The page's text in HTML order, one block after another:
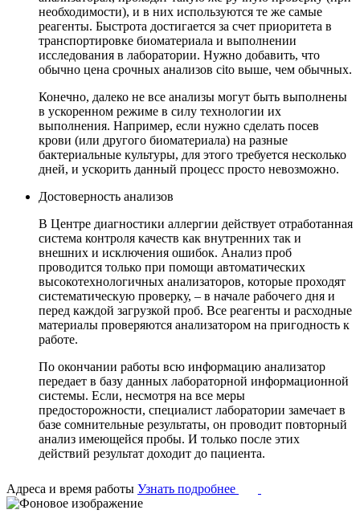
необходимости), и в них используются те же самые
реагенты. Быстрота достигается за счет приоритета в
транспортировке биоматериала и выполнении
исследования в лаборатории. Нужно добавить, что
обычно цена срочных анализов cito выше, чем обычных.
Конечно, далеко не все анализы могут быть выполнены
в ускоренном режиме в силу технологии их
выполнения. Например, если нужно сделать посев
крови (или другого биоматериала) на разные
бактериальные культуры, для этого требуется несколько
дней, и ускорить данный процесс просто невозможно.
Достоверность анализов
В Центре диагностики аллергии действует отработанная
система контроля качеств как внутренних так и
внешних и исключения ошибок. Анализ проб
проводится только при помощи автоматических
высокотехнологичных анализаторов, которые проходят
систематическую проверку, – в начале рабочего дня и
перед каждой загрузкой проб. Все реагенты и расходные
материалы проверяются анализатором на пригодность к
работе.
По окончании работы всю информацию анализатор
передает в базу данных лабораторной информационной
системы. Если, несмотря на все меры
предосторожности, специалист лаборатории замечает в
базе сомнительные результаты, он проводит повторный
анализ имеющейся пробы. И только после этих
действий результат доходит до пациента.
Адреса и время работы Узнать подробнее